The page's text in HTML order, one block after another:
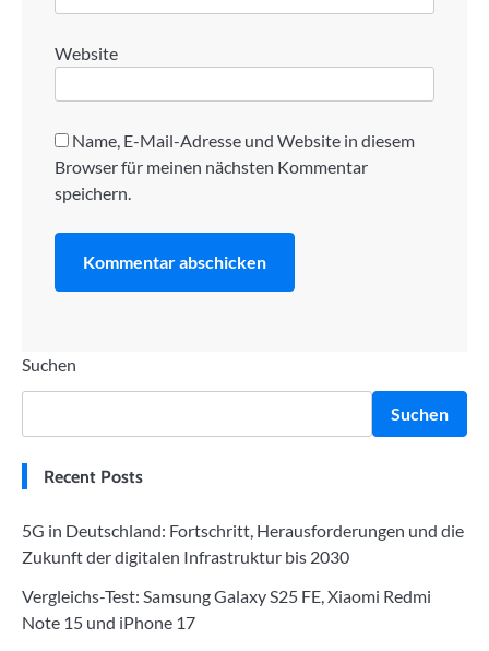
Website
Name, E-Mail-Adresse und Website in diesem
Browser für meinen nächsten Kommentar
speichern.
Suchen
Suchen
Recent Posts
5G in Deutschland: Fortschritt, Herausforderungen und die
Zukunft der digitalen Infrastruktur bis 2030
Vergleichs-Test: Samsung Galaxy S25 FE, Xiaomi Redmi
Note 15 und iPhone 17